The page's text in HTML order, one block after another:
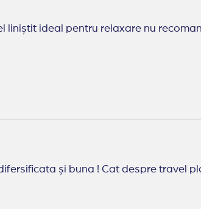
liniștit ideal pentru relaxare nu
despre travel planner o